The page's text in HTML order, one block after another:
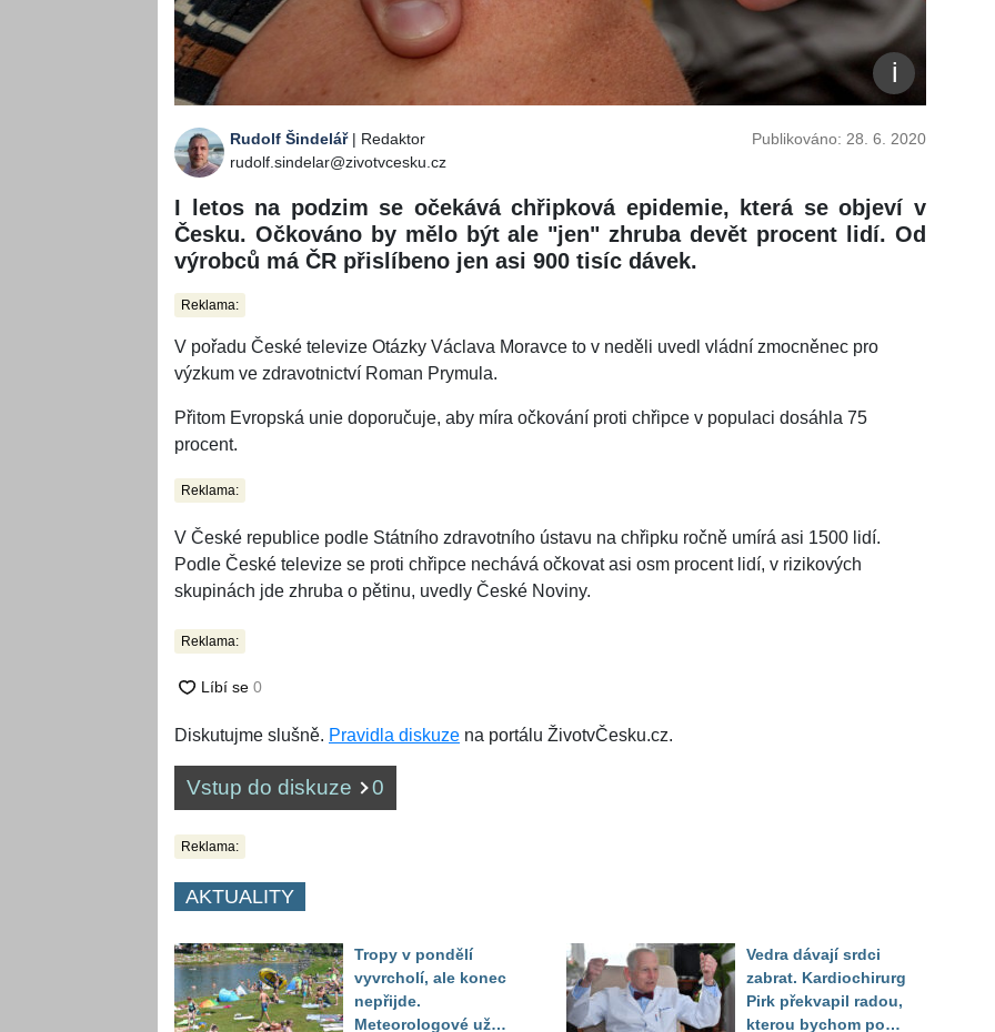
Rudolf Šindelář| Redaktor
rudolf.sindelar@zivotvcesku.cz
Publikováno: 28. 6. 2020
I letos na podzim se očekává chřipková epidemie, která se objeví v
Česku. Očkováno by mělo být ale "jen" zhruba devět procent lidí. Od
výrobců má ČR přislíbeno jen asi 900 tisíc dávek.
Reklama:
V pořadu České televize Otázky Václava Moravce to v neděli uvedl vládní zmocněnec pro
výzkum ve zdravotnictví Roman Prymula.
Přitom Evropská unie doporučuje, aby míra očkování proti chřipce v populaci dosáhla 75
procent.
Reklama:
V České republice podle Státního zdravotního ústavu na chřipku ročně umírá asi 1500 lidí.
Podle České televize se proti chřipce nechává očkovat asi osm procent lidí, v rizikových
skupinách jde zhruba o pětinu, uvedly České Noviny.
Reklama:
Diskutujme slušně. Pravidla diskuze na portálu ŽivotvČesku.cz.
Vstup do diskuze 0
Reklama:
AKTUALITY
Tropy v pondělí
vyvrcholí, ale konec
nepřijde.
Meteorologové už
Vedra dávají srdci
zabrat. Kardiochirurg
Pirk překvapil radou,
kterou bychom podle